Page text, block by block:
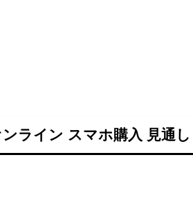
ライン スマホ購入 見通